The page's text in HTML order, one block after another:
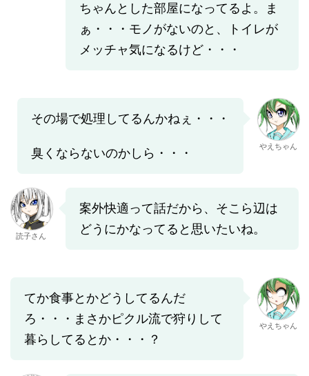
ちゃんとした部屋になってるよ。ま
ぁ・・・モノがないのと、トイレが
メッチャ気になるけど・・・
その場で処理してるんかねぇ・・・
臭くならないのかしら・・・ やえちゃん
読子さん
案外快適って話だから、そこら辺は
どうにかなってると思いたいね。
てか食事とかどうしてるんだ
ろ・・・まさかピクル流で狩りして
暮らしてるとか・・・？
やえちゃん